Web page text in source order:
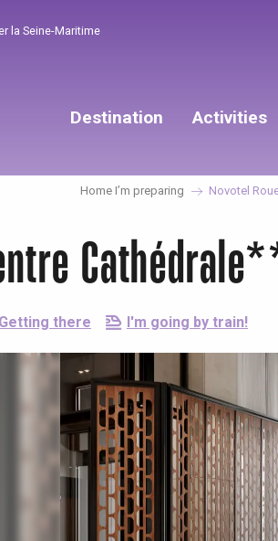
la Seine-Maritime
Destination Activities
Home I’m preparing Novotel
Getting there I'm going by train!